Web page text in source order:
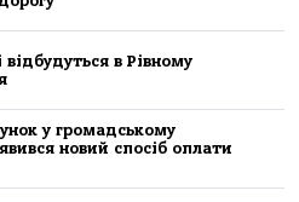
в Рівному
у громадському
новий спосіб оплати